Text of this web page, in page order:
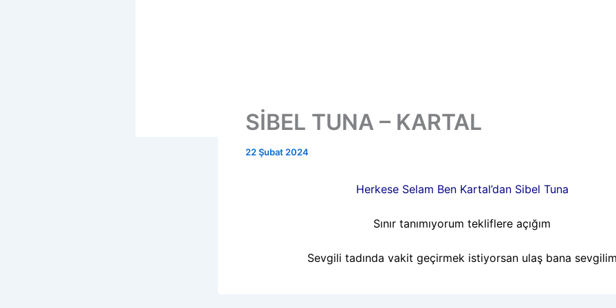
SİBEL TUNA – KARTAL
22 Şubat 2024
Herkese Selam Ben Kartal’dan Sibel Tuna
Sınır tanımıyorum tekliflere açığım
Sevgili tadında vakit geçirmek istiyorsan ulaş bana